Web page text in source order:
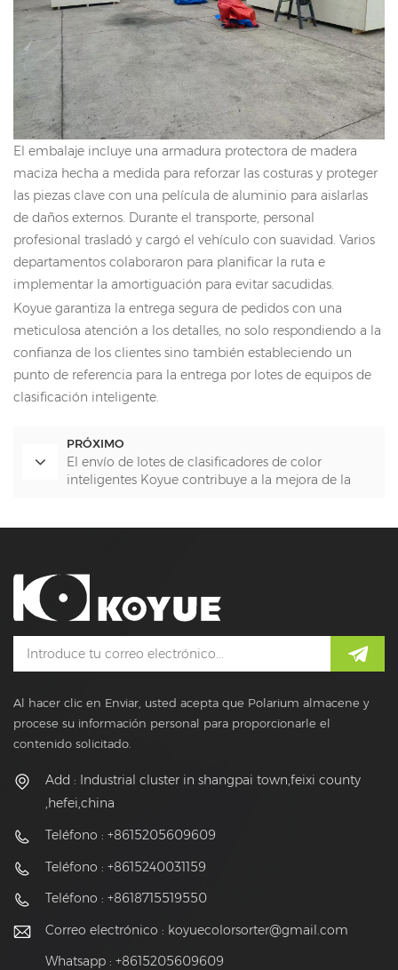
El embalaje incluye una armadura protectora de madera
maciza hecha a medida para reforzar las costuras y proteger
las piezas clave con una película de aluminio para aislarlas
de daños externos. Durante el transporte, personal
profesional trasladó y cargó el vehículo con suavidad. Varios
departamentos colaboraron para planificar la ruta e
implementar la amortiguación para evitar sacudidas.
Koyue garantiza la entrega segura de pedidos con una
meticulosa atención a los detalles, no solo respondiendo a la
confianza de los clientes sino también estableciendo un
punto de referencia para la entrega por lotes de equipos de
clasificación inteligente.
PRÓXIMO
El envío de lotes de clasificadores de color
inteligentes Koyue contribuye a la mejora de la
Al hacer clic en Enviar, usted acepta que Polarium almacene y
procese su información personal para proporcionarle el
contenido solicitado.
Add : Industrial cluster in shangpai town,feixi county
,hefei,china
Teléfono : +8615205609609
Teléfono : +8615240031159
Teléfono : +8618715519550
Correo electrónico : koyuecolorsorter@gmail.com
Whatsapp : +8615205609609